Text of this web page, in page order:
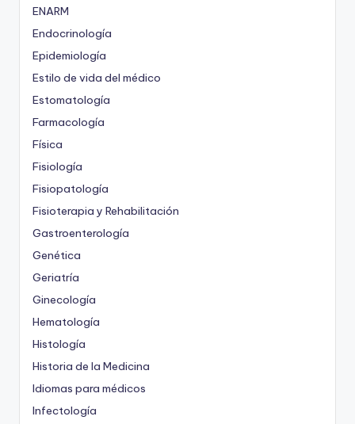
ENARM
Endocrinología
Epidemiología
Estilo de vida del médico
Estomatología
Farmacología
Física
Fisiología
Fisiopatología
Fisioterapia y Rehabilitación
Gastroenterología
Genética
Geriatría
Ginecología
Hematología
Histología
Historia de la Medicina
Idiomas para médicos
Infectología